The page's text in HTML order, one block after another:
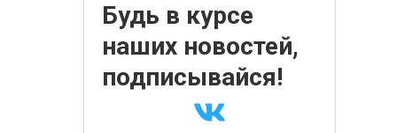
Будь в курсе
наших новостей,
подписывайся!